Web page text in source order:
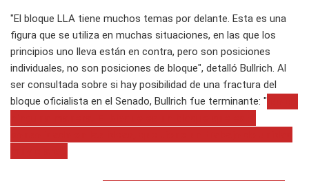
"El bloque LLA tiene muchos temas por delante. Esta es una
figura que se utiliza en muchas situaciones, en las que los
principios uno lleva están en contra, pero son posiciones
individuales, no son posiciones de bloque", detalló Bullrich. Al
ser consultada sobre si hay posibilidad de una fractura del
bloque oficialista en el Senado, Bullrich fue terminante: "